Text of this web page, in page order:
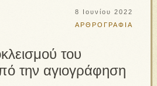
8 Ιουνίου 2022
ΑΡΘΡΟΓΡΑΦΙΑ
του
την αγιογράφηση